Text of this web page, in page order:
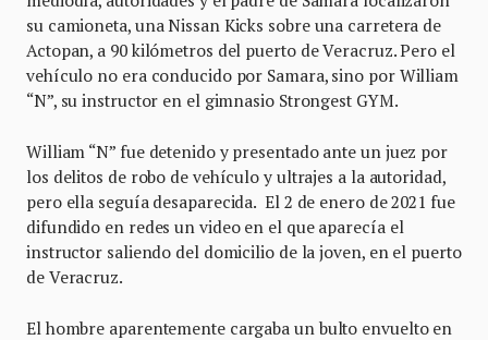
su camioneta, una Nissan Kicks sobre una carretera de
Actopan, a 90 kilómetros del puerto de Veracruz. Pero el
vehículo no era conducido por Samara, sino por William
“N”, su instructor en el gimnasio Strongest GYM.
William “N” fue detenido y presentado ante un juez por
los delitos de robo de vehículo y ultrajes a la autoridad,
pero ella seguía desaparecida. El 2 de enero de 2021 fue
difundido en redes un video en el que aparecía el
instructor saliendo del domicilio de la joven, en el puerto
de Veracruz.
El hombre aparentemente cargaba un bulto envuelto en